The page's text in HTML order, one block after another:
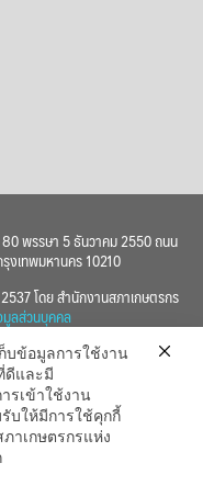
พรรษา 5 ธันวาคม 2550 ถนน
งเทพมหานคร 10210
โดย สำนักงานสภาเกษตรกร
ลส่วนบุคคล
บข้อมูลการใช้งาน
ดีและมี
รเข้าใช้งาน
บให้มีการใช้คุกกี้
าเกษตรกรแห่ง